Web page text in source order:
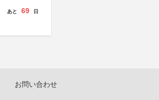
あと 69 日
お問い合わせ